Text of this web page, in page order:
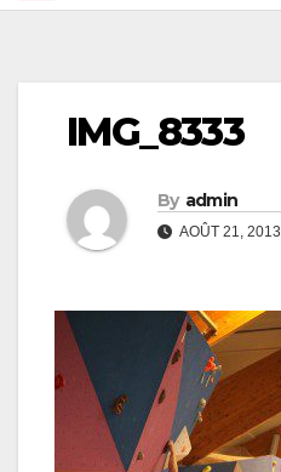
IMG_8333
By admin
AOÛT 21, 2013